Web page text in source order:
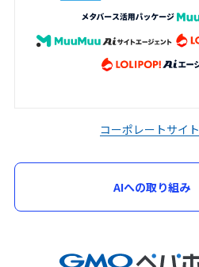
コーポレートサイト
AIへの取り組み